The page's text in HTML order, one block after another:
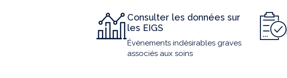
Consulter les données sur
les EIGS
Évènements indésirables graves
associés aux soins